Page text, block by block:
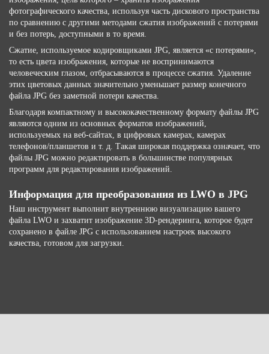
фотографического качества, используя часть дискового пространства
по сравнению с другими методами сжатия изображений с потерями
и без потерь, доступными в то время.
Сжатие, используемое кодировщиками JPG, является «с потерями»,
то есть цвета изображения, которые не воспринимаются
человеческим глазом, отбрасываются в процессе сжатия. Удаление
этих цветовых данных значительно уменьшает размер конечного
файла JPG без заметной потери качества.
Благодаря компактному и высококачественному формату файлы JPG
являются одним из основных форматов изображений,
используемых на веб-сайтах, в цифровых камерах, камерах
телефонов/планшетов и т. д. Такая широкая поддержка означает, что
файлы JPG можно редактировать в большинстве популярных
программ для редактирования изображений.
Информация для преобразования из LWO в JPG
Наш инструмент выполнит внутреннюю визуализацию вашего
файла LWO и захватит изображение 3D-рендеринга, которое будет
сохранено в файле JPG с использованием настроек высокого
качества, готовом для загрузки.